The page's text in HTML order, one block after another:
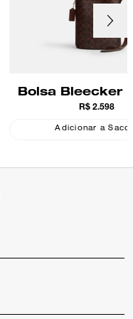
Bolsa Bleecker
21 Signature
R$ 2.598
Adicionar a